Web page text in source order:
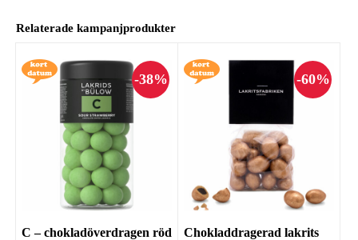
Relaterade kampanjprodukter
C – chokladöverdragen röd
Chokladdragerad lakrits